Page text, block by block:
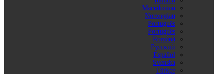
Macedonian
Norwegian
Português
Português
Română
Русский
Español
Svenska
Türkçe